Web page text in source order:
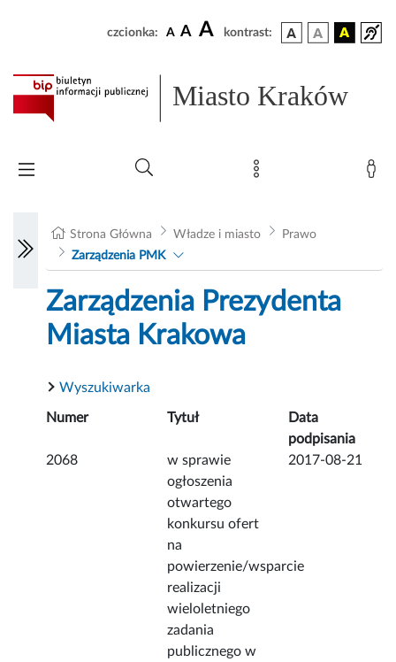
czcionka: A A A kontrast:
Miasto Kraków
Strona Główna Władze i miasto
Prawo
Zarządzenia PMK
Zarządzenia Prezydenta
Miasta Krakowa
Wyszukiwarka
Numer Tytuł
Data
podpisania
2068
w sprawie
ogłoszenia
otwartego
konkursu ofert
na
powierzenie/wsparcie
realizacji
wieloletniego
zadania
publicznego w
2017-08-21